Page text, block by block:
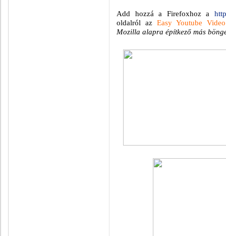
Add hozzá a Firefoxhoz a
oldalról az Easy Youtube
Mozilla alapra építkező más